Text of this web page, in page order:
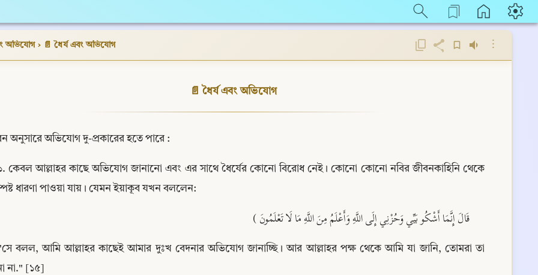
অভিযোগ › 📄 ধৈর্য এবং অভিযোগ ⋮
📄 ধৈর্য এবং অভিযোগ
অনুসারে অভিযোগ দু-প্রকারের হতে পারে :
কেবল আল্লাহর কাছে অভিযোগ জানানো এবং এর সাথে ধৈর্যের কোনো বিরোধ নেই। কোনো কোনো নবির জীবনকাহিনি থেকে
ধারণা পাওয়া যায়। যেমন ইয়াকূব যখন বললেন:
قَالَ إِنَّمَا أَشْكُو بَيِّي وَحُزْنِي إِلَى اللَّهِ وَأَعْلَمُ مِنَ اللَّهِ مَا لَا تَعْلَمُونَ )
বলল, আমি আল্লাহর কাছেই আমার দুঃখ বেদনার অভিযোগ জানাচ্ছি। আর আল্লাহর পক্ষ থেকে আমি যা জানি, তোমরা তা
না." [১৫]